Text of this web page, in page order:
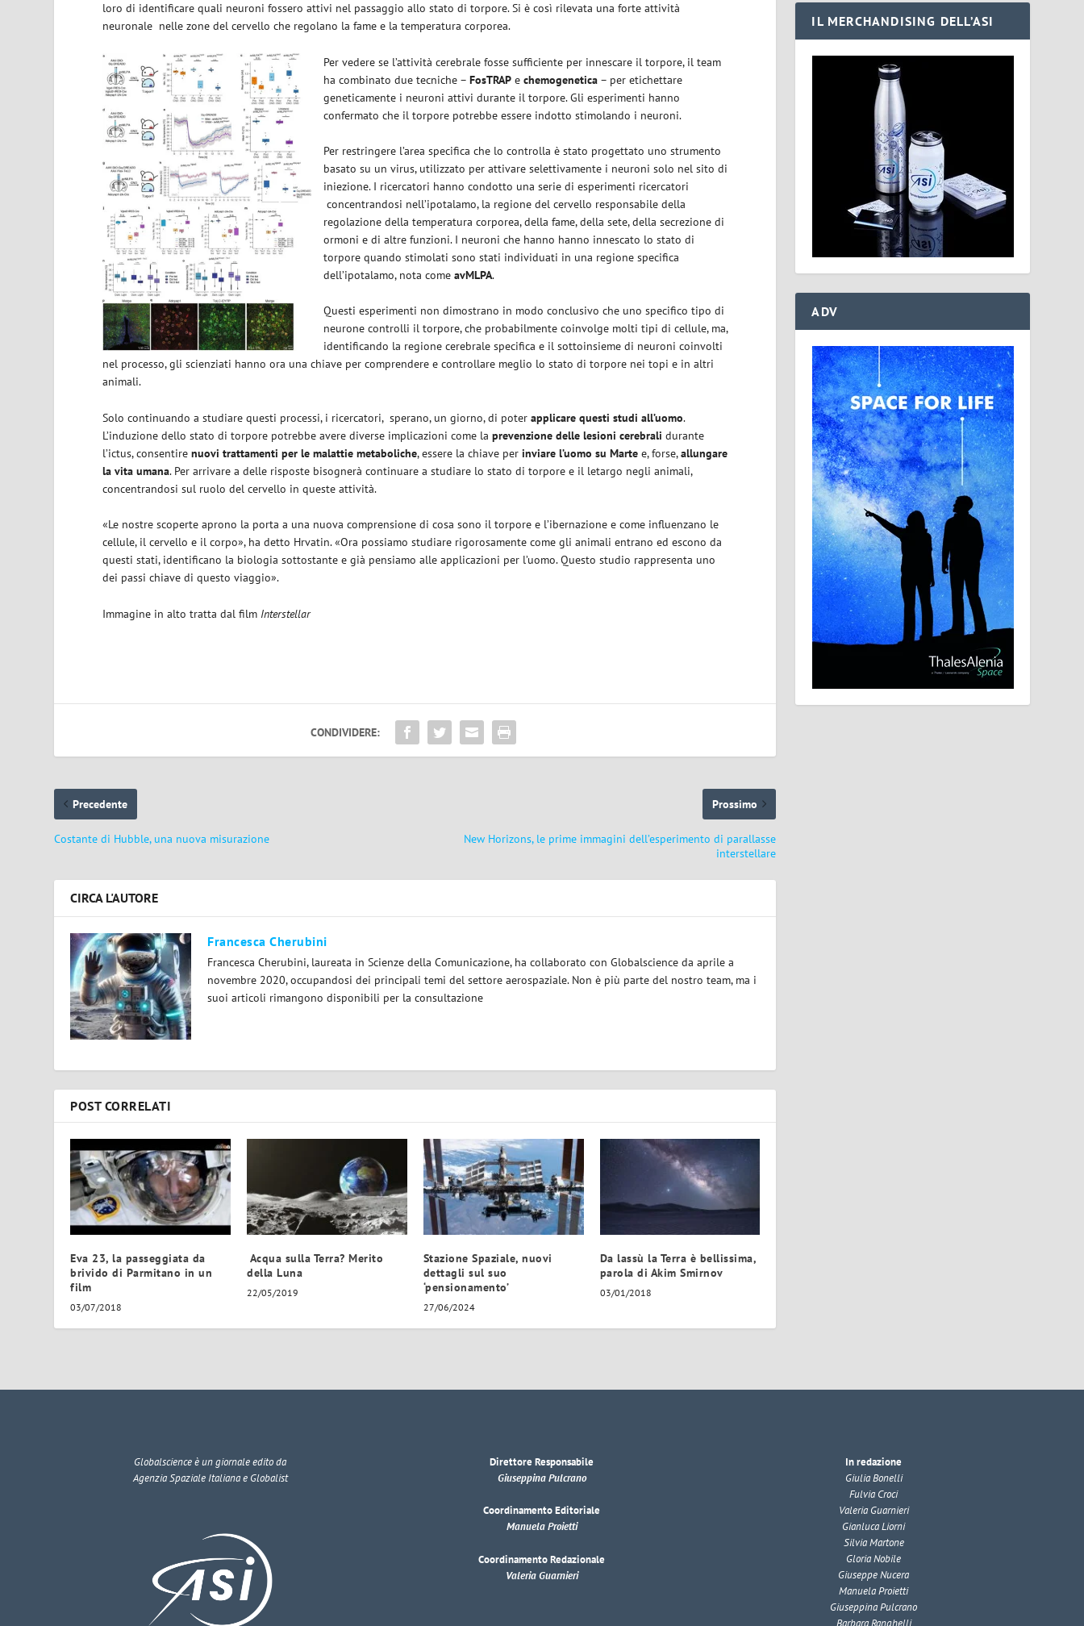
loro di identificare quali neuroni fossero attivi nel passaggio allo stato di torpore. Si è così rilevata una forte attività
neuronale nelle zone del cervello che regolano la fame e la temperatura corporea.
Per vedere se l’attività cerebrale fosse sufficiente per innescare il torpore, il team
ha combinato due tecniche –FosTRAP echemogenetica – per etichettare
geneticamente i neuroni attivi durante il torpore. Gli esperimenti hanno
confermato che il torpore potrebbe essere indotto stimolando i neuroni.
Per restringere l’area specifica che lo controlla è stato progettato uno strumento
basato su un virus, utilizzato per attivare selettivamente i neuroni solo nel sito di
iniezione. I ricercatori hanno condotto una serie di esperimenti ricercatori
concentrandosi nell’ipotalamo, la regione del cervello responsabile della
regolazione della temperatura corporea, della fame, della sete, della secrezione di
ormoni e di altre funzioni. I neuroni che hanno hanno innescato lo stato di
torpore quando stimolati sono stati individuati in una regione specifica
dell’ipotalamo, nota comeavMLPA.
Questi esperimenti non dimostrano in modo conclusivo che uno specifico tipo di
neurone controlli il torpore, che probabilmente coinvolge molti tipi di cellule, ma,
identificando la regione cerebrale specifica e il sottoinsieme di neuroni coinvolti
nel processo, gli scienziati hanno ora una chiave per comprendere e controllare meglio lo stato di torpore nei topi e in altri
animali.
Solo continuando a studiare questi processi, i ricercatori, sperano, un giorno, di poterapplicare questi studi all’uomo.
L’induzione dello stato di torpore potrebbe avere diverse implicazioni come laprevenzione delle lesioni cerebrali durante
l’ictus, consentirenuovi trattamenti per le malattie metaboliche, essere la chiave perinviare l’uomo su Marte e, forse,allungare
la vita umana. Per arrivare a delle risposte bisognerà continuare a studiare lo stato di torpore e il letargo negli animali,
concentrandosi sul ruolo del cervello in queste attività.
«Le nostre scoperte aprono la porta a una nuova comprensione di cosa sono il torpore e l’ibernazione e come influenzano le
cellule, il cervello e il corpo», ha detto Hrvatin. «Ora possiamo studiare rigorosamente come gli animali entrano ed escono da
questi stati, identificano la biologia sottostante e già pensiamo alle applicazioni per l’uomo. Questo studio rappresenta uno
dei passi chiave di questo viaggio».
Immagine in alto tratta dal film Interstellar
CONDIVIDERE:
Precedente
Costante di Hubble, una nuova misurazione
Prossimo
New Horizons, le prime immagini dell’esperimento di parallasse
interstellare
CIRCA L'AUTORE
Francesca Cherubini
Francesca Cherubini, laureata in Scienze della Comunicazione, ha collaborato con Globalscience da aprile a
novembre 2020, occupandosi dei principali temi del settore aerospaziale. Non è più parte del nostro team, ma i
suoi articoli rimangono disponibili per la consultazione
POST CORRELATI
Eva 23, la passeggiata da
brivido di Parmitano in un
film
03/07/2018
Acqua sulla Terra? Merito
della Luna
22/05/2019
Stazione Spaziale, nuovi
dettagli sul suo
‘pensionamento’
27/06/2024
Da lassù la Terra è bellissima,
parola di Akim Smirnov
03/01/2018
IL MERCHANDISING DELL’ASI
ADV
Globalscienceè un giornale edito da
Agenzia Spaziale Italiana e Globalist
Direttore Responsabile
Giuseppina Pulcrano
Coordinamento Editoriale
Manuela Proietti
Coordinamento Redazionale
Valeria Guarnieri
In redazione
Giulia Bonelli
Fulvia Croci
Valeria Guarnieri
Gianluca Liorni
Silvia Martone
Gloria Nobile
Giuseppe Nucera
Manuela Proietti
Giuseppina Pulcrano
Barbara Ranghelli